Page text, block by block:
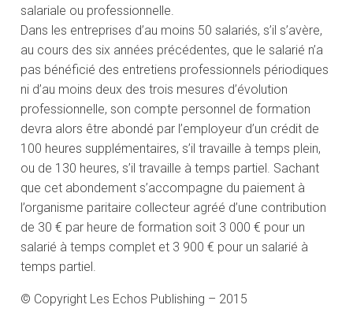
salariale ou professionnelle.
Dans les entreprises d’au moins 50 salariés, s’il s’avère,
au cours des six années précédentes, que le salarié n’a
pas bénéficié des entretiens professionnels périodiques
ni d’au moins deux des trois mesures d’évolution
professionnelle, son compte personnel de formation
devra alors être abondé par l’employeur d’un crédit de
100 heures supplémentaires, s’il travaille à temps plein,
ou de 130 heures, s’il travaille à temps partiel. Sachant
que cet abondement s’accompagne du paiement à
l’organisme paritaire collecteur agréé d’une contribution
de 30 € par heure de formation soit 3 000 € pour un
salarié à temps complet et 3 900 € pour un salarié à
temps partiel.
© Copyright Les Echos Publishing – 2015